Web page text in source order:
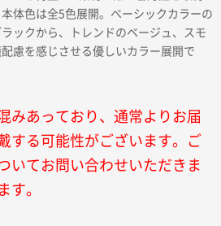
体色は全5色展開。ベーシックカラーの
ックから、トレンドのベージュ、スモ
慮を感じさせる優しいカラー展開で
みあっており、通常よりお届
する可能性がございます。ご
いてお問い合わせいただきま
す。